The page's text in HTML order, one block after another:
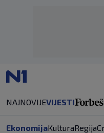
NAJNOVIJEVIJESTI
EkonomijaKulturaRegija